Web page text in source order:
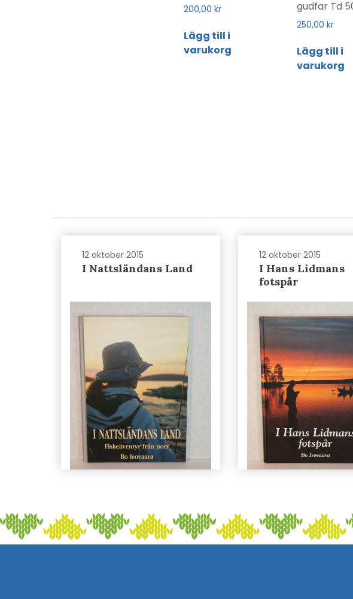
200,00 kr
Lägg till i
varukorg
gudfar Td
250,00 kr
Lägg till i
varukorg
12 oktober 2015
I Nattsländans Land
12 oktober 2015
I Hans Lidmans
fotspår